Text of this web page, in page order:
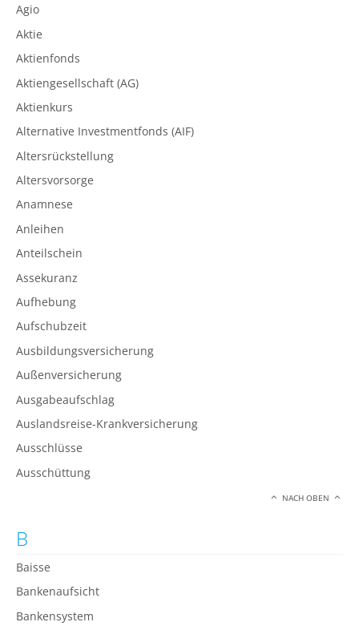
Agio
Aktie
Aktienfonds
Aktiengesellschaft (AG)
Aktienkurs
Alternative Investmentfonds (AIF)
Altersrückstellung
Altersvorsorge
Anamnese
Anleihen
Anteilschein
Assekuranz
Aufhebung
Aufschubzeit
Ausbildungsversicherung
Außenversicherung
Ausgabeaufschlag
Auslandsreise-Krankversicherung
Ausschlüsse
Ausschüttung
NACH OBEN
B
Baisse
Bankenaufsicht
Bankensystem